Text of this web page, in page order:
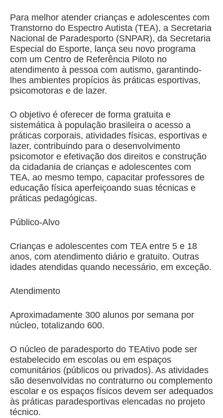
Para melhor atender crianças e adolescentes com
Transtorno do Espectro Autista (TEA), a Secretaria
Nacional de Paradesporto (SNPAR), da Secretaria
Especial do Esporte, lança seu novo programa
com um Centro de Referência Piloto no
atendimento à pessoa com autismo, garantindo-
lhes ambientes propícios às práticas esportivas,
psicomotoras e de lazer.
O objetivo é oferecer de forma gratuita e
sistemática à população brasileira o acesso a
práticas corporais, atividades físicas, esportivas e
lazer, contribuindo para o desenvolvimento
psicomotor e efetivação dos direitos e construção
da cidadania de crianças e adolescentes com
TEA, ao mesmo tempo, capacitar professores de
educação física aperfeiçoando suas técnicas e
práticas pedagógicas.
Público-Alvo
Crianças e adolescentes com TEA entre 5 e 18
anos, com atendimento diário e gratuito. Outras
idades atendidas quando necessário, em exceção.
Atendimento
Aproximadamente 300 alunos por semana por
núcleo, totalizando 600.
O núcleo de paradesporto do TEAtivo pode ser
estabelecido em escolas ou em espaços
comunitários (públicos ou privados). As atividades
são desenvolvidas no contraturno ou complemento
escolar e os espaços físicos devem ser adequados
às práticas paradesportivas elencadas no projeto
técnico.